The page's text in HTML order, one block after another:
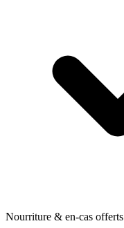
Nourriture & en-cas offerts